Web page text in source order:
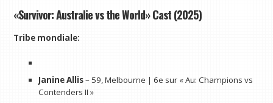
«Survivor: Australie vs the World» Cast (2025)
Tribe mondiale:
Janine Allis– 59, Melbourne | 6e sur « Au: Champions vs
Contenders II »